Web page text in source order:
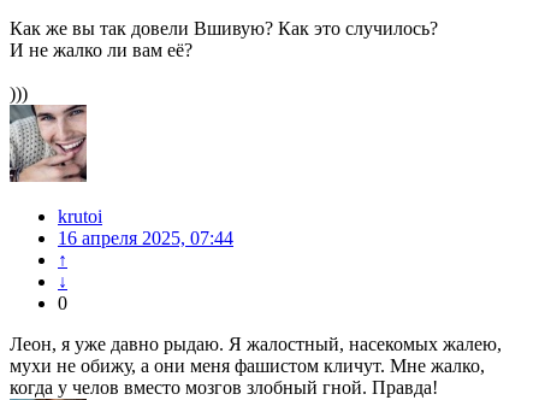
Как же вы так довели Вшивую? Как это случилось?
И не жалко ли вам её?
)))
krutoi
16 апреля 2025, 07:44
↑
↓
0
Леон, я уже давно рыдаю. Я жалостный, насекомых жалею,
мухи не обижу, а они меня фашистом кличут. Мне жалко,
когда у челов вместо мозгов злобный гной. Правда!